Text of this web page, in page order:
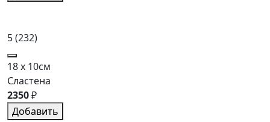
5(232)
18 x 10см
Сластена
2350₽
Добавить